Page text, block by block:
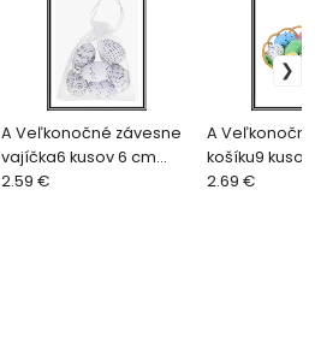
A Veľkonočné závesne
vajíčka6 kusov 6 cm
RS12M79-21
2.59 €
A
košíku9
RS9415-54
2.69 €